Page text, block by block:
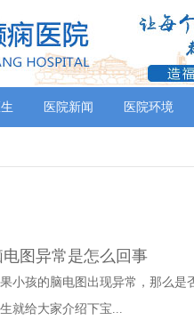
医院新闻 医院环境
图异常是怎么回事
小孩的脑电图出现异常，那么是
就给大家介绍下宝...